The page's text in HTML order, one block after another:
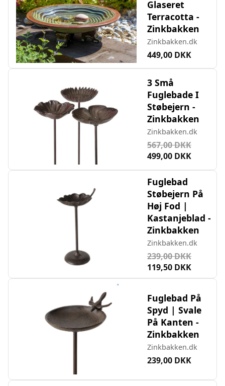
Glaseret
Terracotta -
Zinkbakken
Zinkbakken.dk
449,00 DKK
3 Små
Fuglebade I
Støbejern -
Zinkbakken
Zinkbakken.dk
567,00 DKK
499,00 DKK
Fuglebad
Støbejern På
Høj Fod |
Kastanjeblad -
Zinkbakken
Zinkbakken.dk
239,00 DKK
119,50 DKK
Fuglebad På
Spyd | Svale
På Kanten -
Zinkbakken
Zinkbakken.dk
239,00 DKK